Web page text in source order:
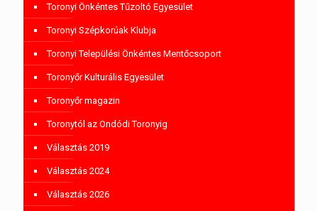
Toronyi Önkéntes Tűzoltó Egyesület
Toronyi Szépkorúak Klubja
Toronyi Települési Önkéntes Mentőcsoport
Toronyőr Kulturális Egyesület
Toronyőr magazin
Toronytól az Ondódi Toronyig
Választás 2019
Választás 2024
Választás 2026